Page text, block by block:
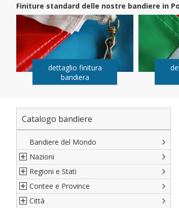
Finiture standard delle nostre bandiere in
dettaglio finitura
bandiera
Catalogo bandiere
Bandiere del Mondo
Nazioni
Nord America
Sud America
Europa
Regioni e Stati
Regioni italiane
Territori Italiani
Contee e Province
Cantoni Svizzeri
Città